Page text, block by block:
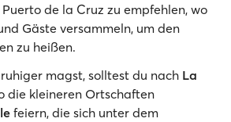
Puerto de la Cruz zu empfehlen, wo
Gäste versammeln, um den
zu heißen.
magst, solltest du nach La
die kleineren Ortschaften
feiern, die sich unter dem